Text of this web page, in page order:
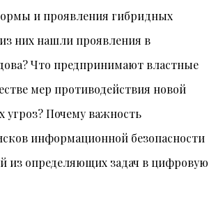
и проявления гибридных
них нашли проявления в
Что предпринимают властные
мер противодействия новой
угроз? Почему важность
информационной безопасности
из определяющих задач в цифровую